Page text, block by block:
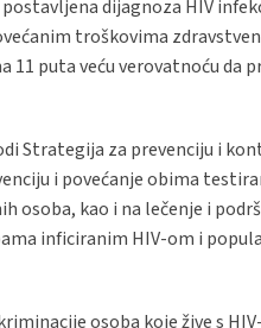
dijagnoza HIV
troškovima
11 puta veću verovatnoću
Strategija za prevenciju i
i povećanje obima
osoba, kao i na lečenje i
inficiranim HIV-om i
osoba koje žive s